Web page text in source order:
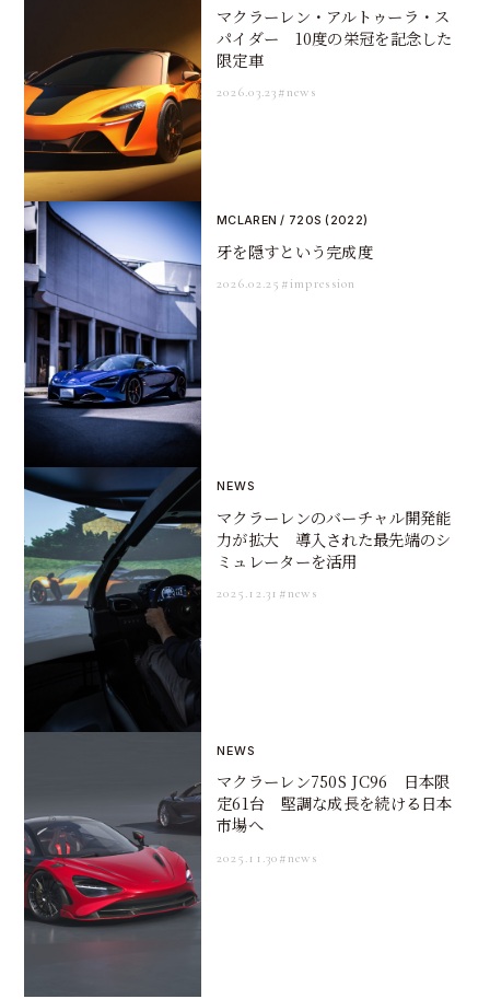
マクラーレン・アルトゥーラ・ス
パイダー 10度の栄冠を記念した
限定車
2026.03.23#news
MCLAREN / 720S (2022)
牙を隠すという完成度
2026.02.25 #impression
NEWS
マクラーレンのバーチャル開発能
力が拡大 導入された最先端のシ
ミュレーターを活用
2025.12.31 #news
NEWS
マクラーレン750S JC96 日本限
定61台 堅調な成長を続ける日本
市場へ
2025.11.30#news